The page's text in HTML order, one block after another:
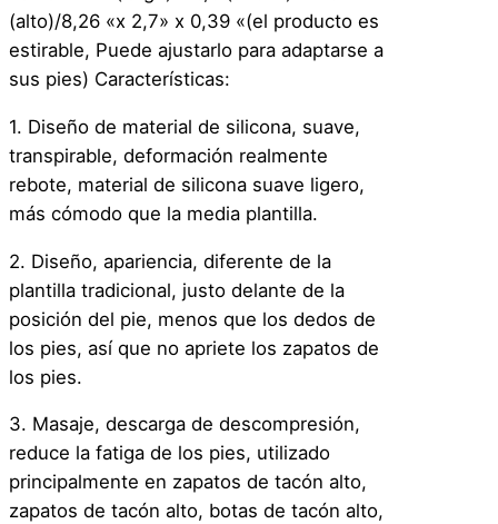
(alto)/8,26 «x 2,7» x 0,39 «(el producto es
estirable, Puede ajustarlo para adaptarse a
sus pies) Características:
1. Diseño de material de silicona, suave,
transpirable, deformación realmente
rebote, material de silicona suave ligero,
más cómodo que la media plantilla.
2. Diseño, apariencia, diferente de la
plantilla tradicional, justo delante de la
posición del pie, menos que los dedos de
los pies, así que no apriete los zapatos de
los pies.
3. Masaje, descarga de descompresión,
reduce la fatiga de los pies, utilizado
principalmente en zapatos de tacón alto,
zapatos de tacón alto, botas de tacón alto,